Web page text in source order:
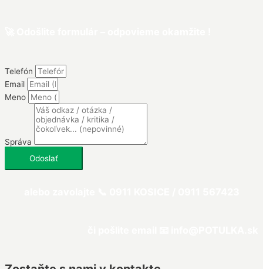
Telefón
Email
Meno
Správa
Odoslať